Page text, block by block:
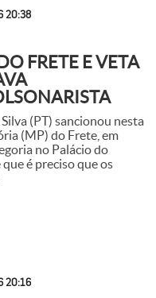
20:38
FRETE E VETA
(PT) sancionou nesta
(MP) do Frete, em
no Palácio do
é preciso que os
20:16